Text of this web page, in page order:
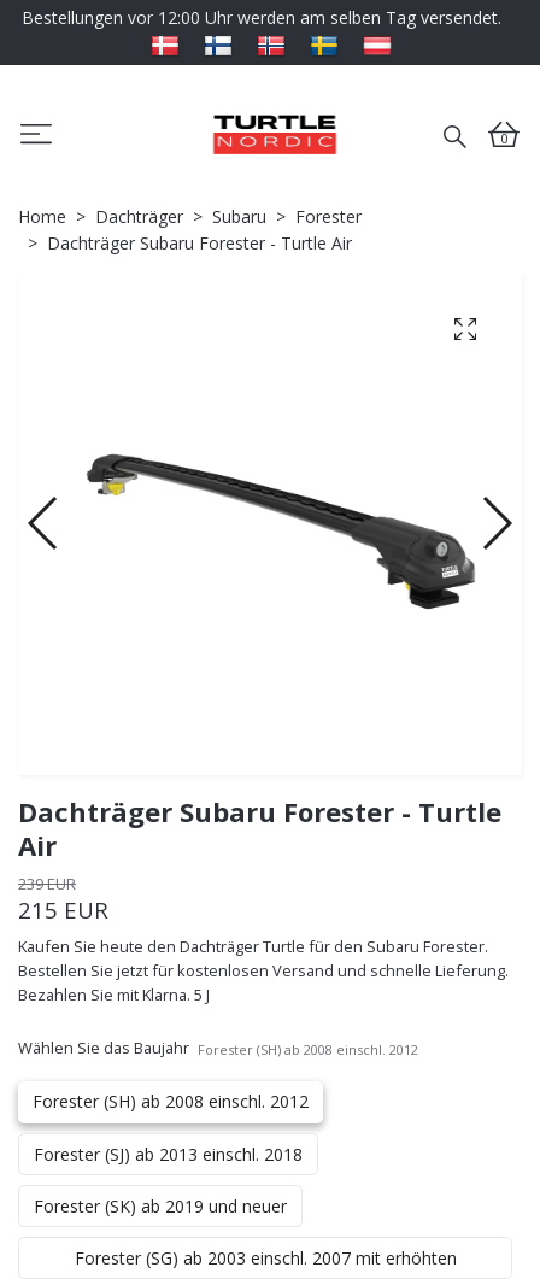
Bestellungen vor 12:00 Uhr werden am selben Tag versendet.
0
Home Dachträger Subaru
Forester
Dachträger Subaru Forester - Turtle Air
Dachträger Subaru Forester - Turtle
Air
239 EUR
215 EUR
Kaufen Sie heute den Dachträger Turtle für den Subaru Forester.
Bestellen Sie jetzt für kostenlosen Versand und schnelle Lieferung.
Bezahlen Sie mit Klarna. 5 J
Wählen Sie das Baujahr Forester (SH) ab 2008 einschl. 2012
Forester (SH) ab 2008 einschl. 2012
Forester (SJ) ab 2013 einschl. 2018
Forester (SK) ab 2019 und neuer
Forester (SG) ab 2003 einschl. 2007 mit erhöhten